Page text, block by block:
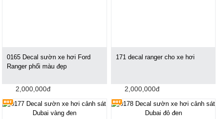
0165 Decal sườn xe hơi Ford
Ranger phối màu đẹp
2,000,000đ
171 decal ranger cho xe hơi
2,000,000đ